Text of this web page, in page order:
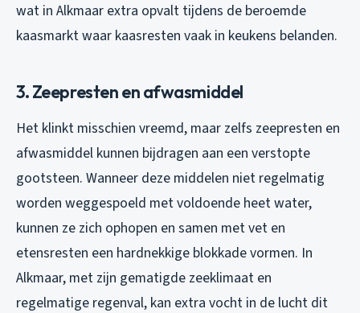
wat in Alkmaar extra opvalt tijdens de beroemde
kaasmarkt waar kaasresten vaak in keukens belanden.
3. Zeepresten en afwasmiddel
Het klinkt misschien vreemd, maar zelfs zeepresten en
afwasmiddel kunnen bijdragen aan een verstopte
gootsteen. Wanneer deze middelen niet regelmatig
worden weggespoeld met voldoende heet water,
kunnen ze zich ophopen en samen met vet en
etensresten een hardnekkige blokkade vormen. In
Alkmaar, met zijn gematigde zeeklimaat en
regelmatige regenval, kan extra vocht in de lucht dit